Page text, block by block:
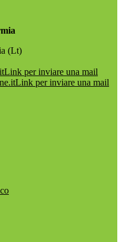
(Lt)
Link per inviare una mail
Link per inviare una mail